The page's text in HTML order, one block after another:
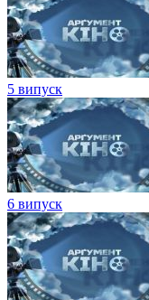
5 випуск
6 випуск